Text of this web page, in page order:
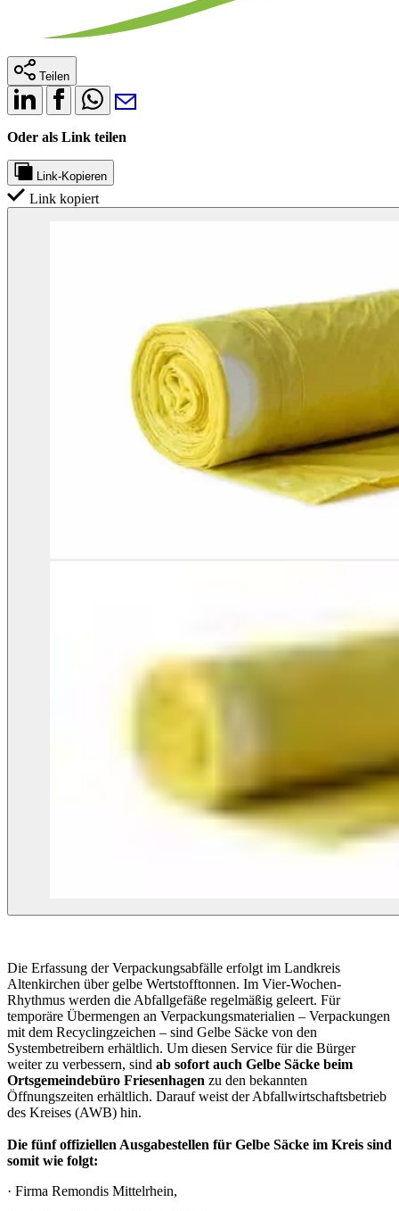
Teilen
Oder als Link teilen
Link-Kopieren
Link kopiert
Die Erfassung der Verpackungsabfälle erfolgt im Landkreis
Altenkirchen über gelbe Wertstofftonnen. Im Vier-Wochen-
Rhythmus werden die Abfallgefäße regelmäßig geleert. Für
temporäre Übermengen an Verpackungsmaterialien – Verpackungen
mit dem Recyclingzeichen – sind Gelbe Säcke von den
Systembetreibern erhältlich. Um diesen Service für die Bürger
weiter zu verbessern, sind ab sofort auch Gelbe Säcke beim
Ortsgemeindebüro Friesenhagen zu den bekannten
Öffnungszeiten erhältlich. Darauf weist der Abfallwirtschaftsbetrieb
des Kreises (AWB) hin.
Die fünf offiziellen Ausgabestellen für Gelbe Säcke im Kreis sind
somit wie folgt:
· Firma Remondis Mittelrhein,